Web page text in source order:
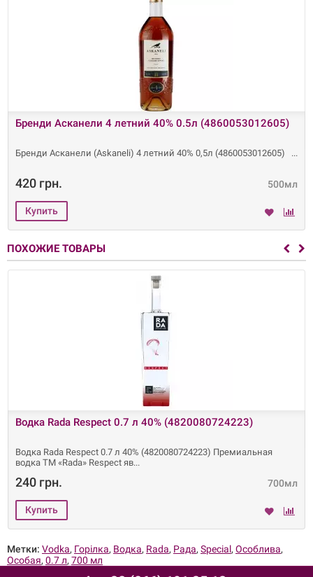
Бренди Асканели 4 летний 40% 0.5л (4860053012605)
Бренди Асканели (Askaneli) 4 летний 40% 0,5л (4860053012605)
500мл
420 грн.
ПОХОЖИЕ ТОВАРЫ
Водка Rada Respect 0.7 л 40% (4820080724223)
Водка Rada Respect 0.7 л 40% (4820080724223) Премиальная
водка ТМ «Rada» Respect яв
700мл
240 грн.
Метки: Vodka, Горілка, Водка, Rada, Рада, Special, Особлива,
Особая, 0.7 л, 700 мл